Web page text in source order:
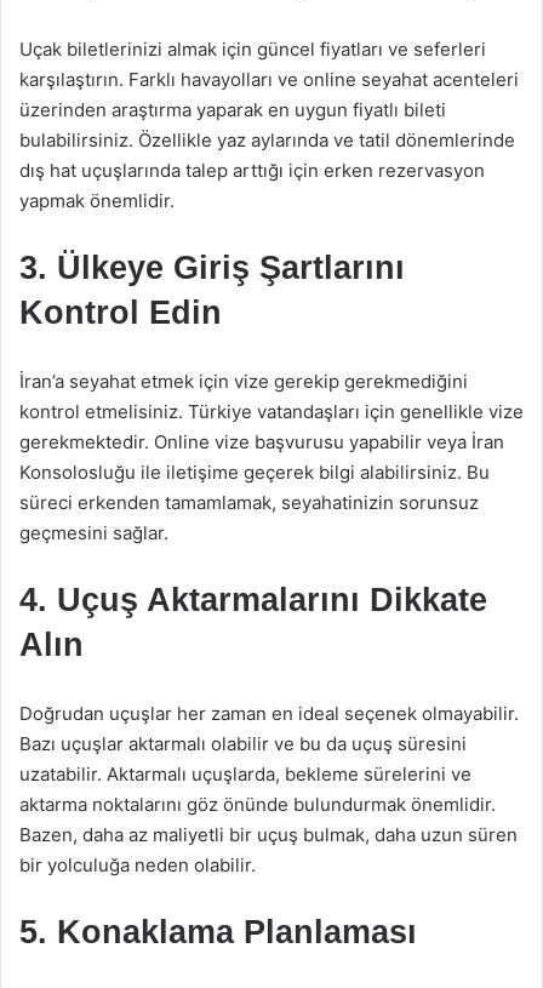
Uçak biletlerinizi almak için güncel fiyatları ve seferleri
karşılaştırın. Farklı havayolları ve online seyahat acenteleri
üzerinden araştırma yaparak en uygun fiyatlı bileti
bulabilirsiniz. Özellikle yaz aylarında ve tatil dönemlerinde
dış hat uçuşlarında talep arttığı için erken rezervasyon
yapmak önemlidir.
3. Ülkeye Giriş Şartlarını
Kontrol Edin
İran’a seyahat etmek için vize gerekip gerekmediğini
kontrol etmelisiniz. Türkiye vatandaşları için genellikle vize
gerekmektedir. Online vize başvurusu yapabilir veya İran
Konsolosluğu ile iletişime geçerek bilgi alabilirsiniz. Bu
süreci erkenden tamamlamak, seyahatinizin sorunsuz
geçmesini sağlar.
4. Uçuş Aktarmalarını Dikkate
Alın
Doğrudan uçuşlar her zaman en ideal seçenek olmayabilir.
Bazı uçuşlar aktarmalı olabilir ve bu da uçuş süresini
uzatabilir. Aktarmalı uçuşlarda, bekleme sürelerini ve
aktarma noktalarını göz önünde bulundurmak önemlidir.
Bazen, daha az maliyetli bir uçuş bulmak, daha uzun süren
bir yolculuğa neden olabilir.
5. Konaklama Planlaması